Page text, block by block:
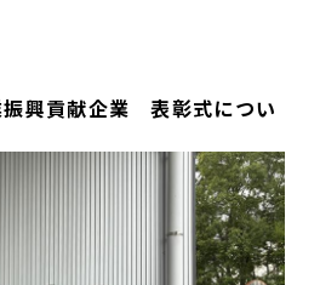
興貢献企業 表彰式につい